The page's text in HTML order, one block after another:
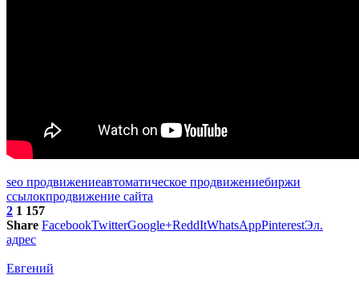
seo продвижениеавтоматическое продвижениебиржи
ссылокпродвижение сайта
2 1 157
Share FacebookTwitterGoogle+ReddItWhatsAppPinterestЭл.
адрес
Евгений